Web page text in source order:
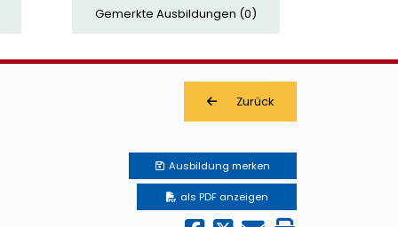
Gemerkte Ausbildungen (0)
Zurück
Ausbildung merken
als PDF anzeigen